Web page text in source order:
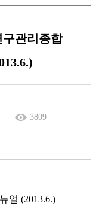
관리종합
3809
얼 (2013.6.)